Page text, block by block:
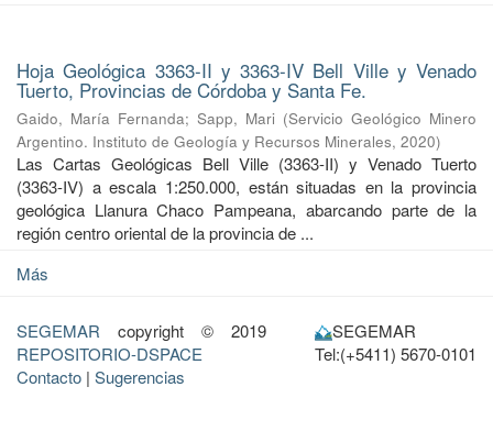
Hoja Geológica 3363-II y 3363-IV Bell Ville y Venado
Tuerto, Provincias de Córdoba y Santa Fe.
Gaido, María Fernanda; Sapp, Mari (Servicio Geológico Minero
Argentino. Instituto de Geología y Recursos Minerales, 2020)
Las Cartas Geológicas Bell Ville (3363-II) y Venado Tuerto
(3363-IV) a escala 1:250.000, están situadas en la provincia
geológica Llanura Chaco Pampeana, abarcando parte de la
región centro oriental de la provincia de ...
Más
SEGEMAR copyright © 2019
REPOSITORIO-DSPACE
Contacto | Sugerencias
SEGEMAR
Tel:(+5411) 5670-0101